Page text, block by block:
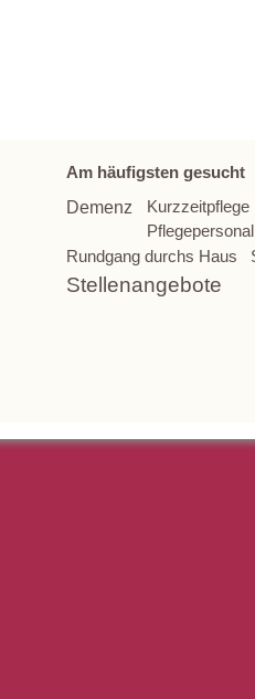
Am häufigsten gesucht
Demenz
Kurzzeitpflege
Pflegepersonal
Rundgang durchs Haus
Stellenangebote